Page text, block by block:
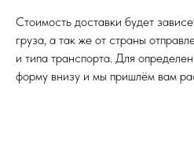
Стоимость доставки будет
груза, а так же от страны
и типа транспорта. Для
форму внизу и мы пришлём вам